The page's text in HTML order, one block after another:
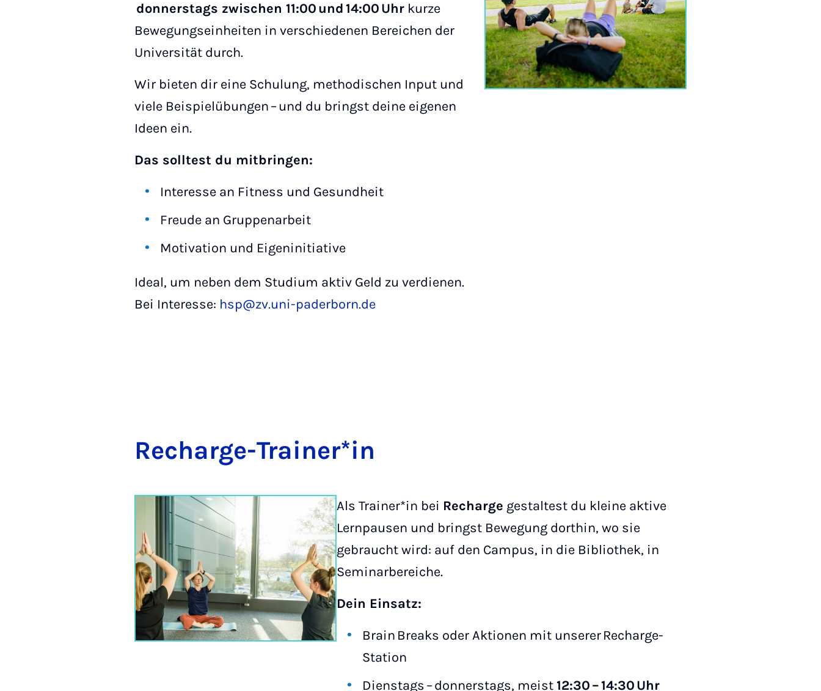
donnerstags zwischen 11:00 und 14:00 Uhr kurze
Bewegungseinheiten in verschiedenen Bereichen der
Universität durch.
Wir bieten dir eine Schulung, methodischen Input und
viele Beispielübungen – und du bringst deine eigenen
Ideen ein.
Das solltest du mitbringen:
Interesse an Fitness und Gesundheit
Freude an Gruppenarbeit
Motivation und Eigeninitiative
Ideal, um neben dem Studium aktiv Geld zu verdienen.
Bei Interesse: hsp@zv.uni-paderborn.de
Re­charge-Train­er­*in
Als Trainer*in bei Recharge gestaltest du kleine aktive
Lernpausen und bringst Bewegung dorthin, wo sie
gebraucht wird: auf den Campus, in die Bibliothek, in
Seminarbereiche.
Dein Einsatz:
Brain Breaks oder Aktionen mit unserer Recharge-
Station
Dienstags – donnerstags, meist 12:30 – 14:30 Uhr